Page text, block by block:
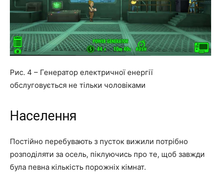
Рис. 4 – Генератор електричної енергії
обслуговується не тільки чоловіками
Населення
Постійно перебувають з пусток вижили потрібно
розподіляти за осель, піклуючись про те, щоб завжди
була певна кількість порожніх кімнат.